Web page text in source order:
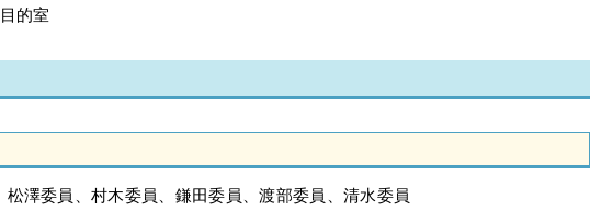
的室
澤委員、村木委員、鎌田委員、渡部委員、清水委員